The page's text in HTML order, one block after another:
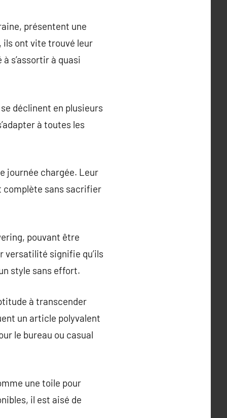
présentent une
ils ont vite trouvé leur
s’assortir à quasi
déclinent en plusieurs
à toutes les
journée chargée. Leur
complète sans sacrifier
pouvant être
versatilité signifie qu’ils
style sans effort.
à transcender
un article polyvalent
le bureau ou casual
une toile pour
il est aisé de